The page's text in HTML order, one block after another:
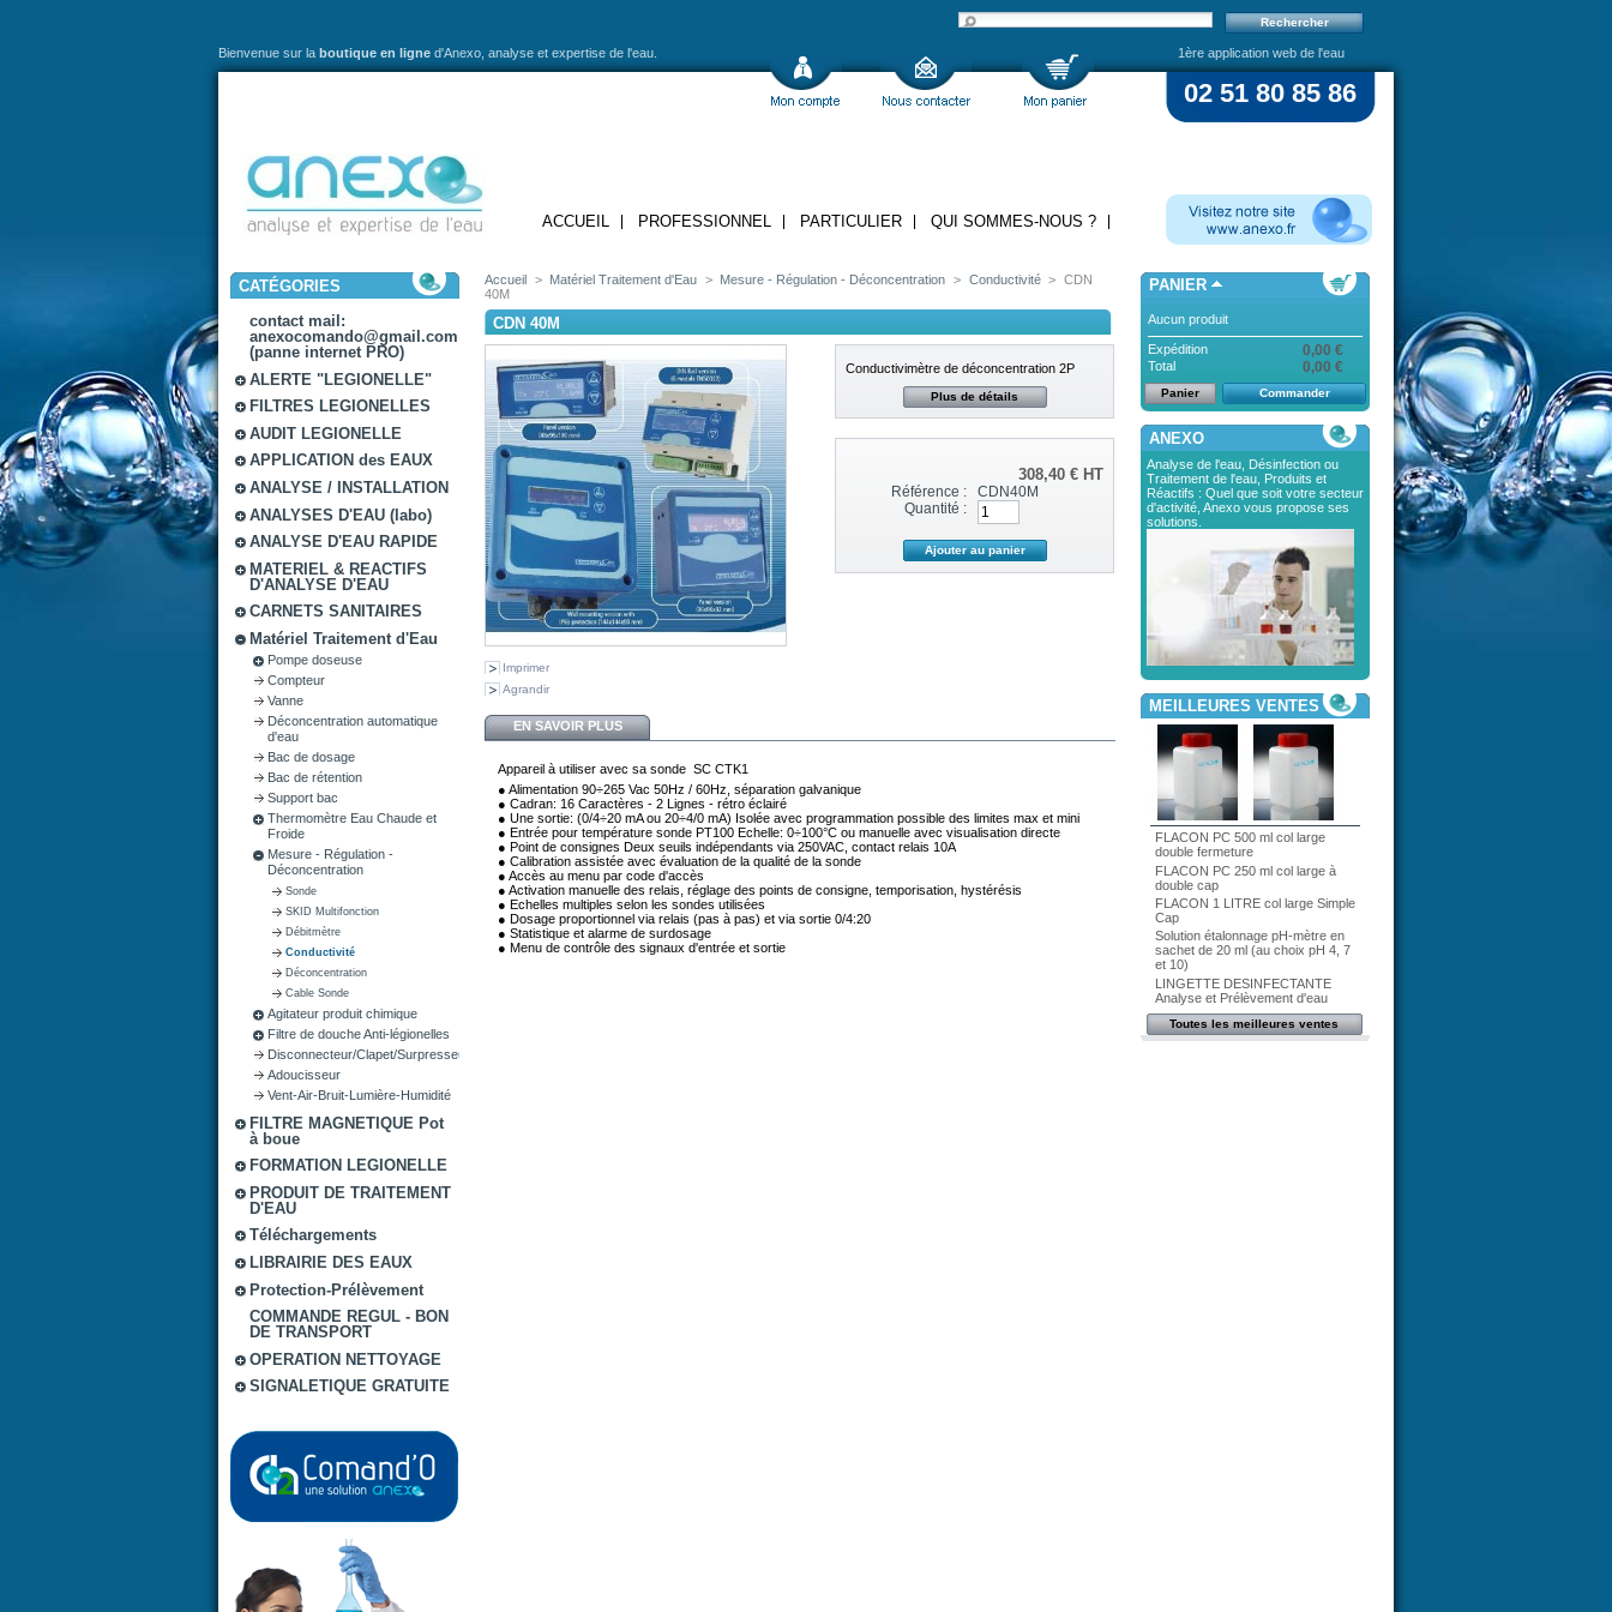
Bienvenue sur la boutique en ligne d'Anexo, analyse et expertise de l'eau. 1ère application web de l'eau
02 51 80 85 86
ACCUEIL PROFESSIONNEL PARTICULIER QUI SOMMES-NOUS ?
CATÉGORIES
contact mail:
anexocomando@gmail.com
(panne internet PRO)
ALERTE "LEGIONELLE"
FILTRES LEGIONELLES
AUDIT LEGIONELLE
APPLICATION des EAUX
ANALYSE / INSTALLATION
ANALYSES D'EAU (labo)
ANALYSE D'EAU RAPIDE
MATERIEL & REACTIFS
D'ANALYSE D'EAU
CARNETS SANITAIRES
Matériel Traitement d'Eau
Pompe doseuse
Compteur
Vanne
Déconcentration automatique
d'eau
Bac de dosage
Bac de rétention
Support bac
Thermomètre Eau Chaude et
Froide
Mesure - Régulation -
Déconcentration
Sonde
SKID Multifonction
Débitmètre
Conductivité
Déconcentration
Cable Sonde
Agitateur produit chimique
Filtre de douche Anti-légionelles
Disconnecteur/Clapet/Surpresseur
Adoucisseur
Vent-Air-Bruit-Lumière-Humidité
FILTRE MAGNETIQUE Pot
à boue
FORMATION LEGIONELLE
PRODUIT DE TRAITEMENT
D'EAU
Téléchargements
LIBRAIRIE DES EAUX
Protection-Prélèvement
COMMANDE REGUL - BON
DE TRANSPORT
OPERATION NETTOYAGE
SIGNALETIQUE GRATUITE
Accueil > Matériel Traitement d'Eau > Mesure - Régulation - Déconcentration > Conductivité > CDN
40M
CDN 40M
Imprimer
Agrandir
Conductivimètre de déconcentration 2P
Plus de détails
308,40 €HT
Référence :
CDN40M
Quantité :
EN SAVOIR PLUS
Appareil à utiliser avec sa sonde SC CTK1
● Alimentation 90÷265 Vac 50Hz / 60Hz, séparation galvanique
● Cadran: 16 Caractères - 2 Lignes - rétro éclairé
● Une sortie: (0/4÷20 mA ou 20÷4/0 mA) Isolée avec programmation possible des limites max et mini
● Entrée pour température sonde PT100 Echelle: 0÷100°C ou manuelle avec visualisation directe
● Point de consignes Deux seuils indépendants via 250VAC, contact relais 10A
● Calibration assistée avec évaluation de la qualité de la sonde
● Accès au menu par code d'accès
● Activation manuelle des relais, réglage des points de consigne, temporisation, hystérésis
● Echelles multiples selon les sondes utilisées
● Dosage proportionnel via relais (pas à pas) et via sortie 0/4:20
● Statistique et alarme de surdosage
● Menu de contrôle des signaux d'entrée et sortie
PANIER
Aucun produit
Expédition 0,00 €
Total 0,00 €
Panier Commander
ANEXO
Analyse de l'eau, Désinfection ou
Traitement de l'eau, Produits et
Réactifs : Quel que soit votre secteur
d'activité, Anexo vous propose ses
solutions.
MEILLEURES VENTES
FLACON PC 500 ml col large
double fermeture
FLACON PC 250 ml col large à
double cap
FLACON 1 LITRE col large Simple
Cap
Solution étalonnage pH-mètre en
sachet de 20 ml (au choix pH 4, 7
et 10)
LINGETTE DESINFECTANTE
Analyse et Prélèvement d'eau
Toutes les meilleures ventes